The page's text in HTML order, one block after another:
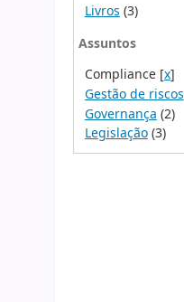
Livros (3)
Assuntos
Compliance[x]
Gestão de riscos
Governança (2)
Legislação(3)